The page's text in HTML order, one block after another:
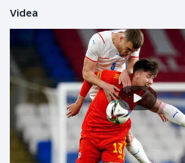
Gymnastika
Házená
Jezdectví
Videa